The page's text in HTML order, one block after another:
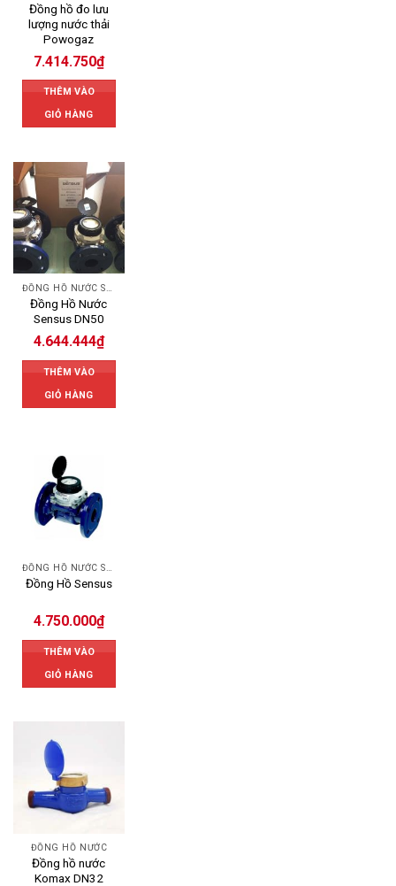
Đồng hồ đo lưu
lượng nước thải
Powogaz
7.414.750₫
THÊM VÀO
GIỎ HÀNG
Đồng Hồ Nước
Sensus DN50
4.644.444₫
THÊM VÀO
GIỎ HÀNG
Đồng Hồ Sensus
4.750.000₫
THÊM VÀO
GIỎ HÀNG
ĐỒNG HỒ NƯỚC
Đồng hồ nước
Komax DN32